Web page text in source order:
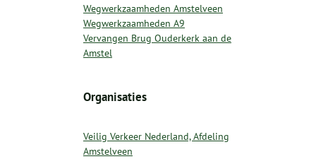
Wegwerkzaamheden Amstelveen
Wegwerkzaamheden A9
Vervangen Brug Ouderkerk aan de
Amstel
Organisaties
Veilig Verkeer Nederland, Afdeling
Amstelveen